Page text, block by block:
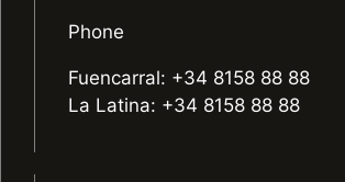
Phone
Fuencarral: +34 8158 88 88
La Latina: +34 8158 88 88